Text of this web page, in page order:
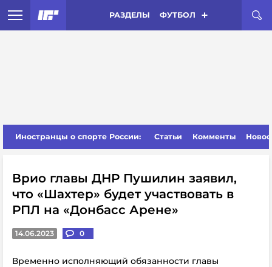
РАЗДЕЛЫ ФУТБОЛ
Иностранцы о спорте России: Статьи Комменты
Врио главы ДНР Пушилин заявил,
что «Шахтер» будет участвовать в
РПЛ на «Донбасс Арене»
14.06.2023 0
Временно исполняющий обязанности главы